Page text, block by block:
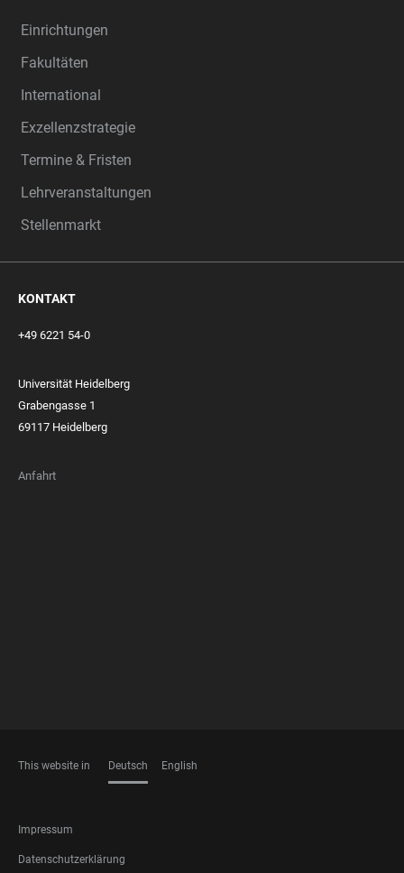
Einrichtungen
Fakultäten
International
Exzellenzstrategie
Termine & Fristen
Lehrveranstaltungen
Stellenmarkt
KONTAKT
+49 6221 54-0
Universität Heidelberg
Grabengasse 1
69117 Heidelberg
Anfahrt
This website in Deutsch English
FOOTER
LEGAL
Impressum
Datenschutzerklärung